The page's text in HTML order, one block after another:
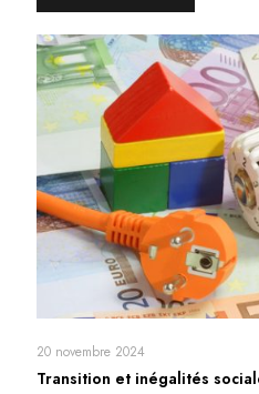
20 novembre 2024
Transition et inégalités